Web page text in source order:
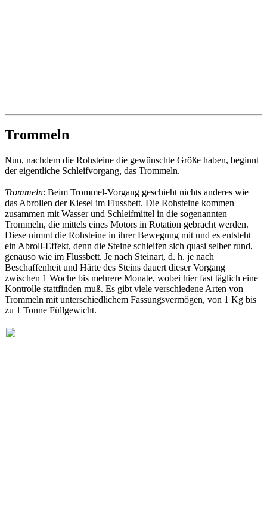
Trommeln
Nun, nachdem die Rohsteine die gewünschte Größe haben, beginnt
der eigentliche Schleifvorgang, das Trommeln.
Trommeln: Beim Trommel-Vorgang geschieht nichts anderes wie
das Abrollen der Kiesel im Flussbett. Die Rohsteine kommen
zusammen mit Wasser und Schleifmittel in die sogenannten
Trommeln, die mittels eines Motors in Rotation gebracht werden.
Diese nimmt die Rohsteine in ihrer Bewegung mit und es entsteht
ein Abroll-Effekt, denn die Steine schleifen sich quasi selber rund,
genauso wie im Flussbett. Je nach Steinart, d. h. je nach
Beschaffenheit und Härte des Steins dauert dieser Vorgang
zwischen 1 Woche bis mehrere Monate, wobei hier fast täglich eine
Kontrolle stattfinden muß. Es gibt viele verschiedene Arten von
Trommeln mit unterschiedlichem Fassungsvermögen, von 1 Kg bis
zu 1 Tonne Füllgewicht.